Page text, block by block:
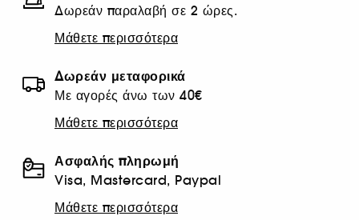
Δωρεάν παραλαβή σε 2 ώρες.
Μάθετε περισσότερα
Δωρεάν μεταφορικά
Με αγορές άνω των 40€
Μάθετε περισσότερα
Ασφαλής πληρωμή
Visa, Mastercard, Paypal
Μάθετε περισσότερα